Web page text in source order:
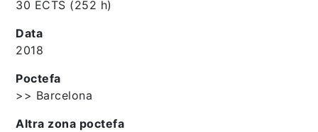
30 ECTS (252 h)
Data
2018
Poctefa
>> Barcelona
Altra zona poctefa